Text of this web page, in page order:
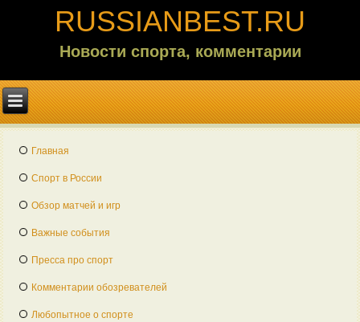
RUSSIANBEST.RU
Новости спорта, комментарии
Главная
Спорт в России
Обзор матчей и игр
Важные события
Пресса про спорт
Комментарии обозревателей
Любопытное о спорте